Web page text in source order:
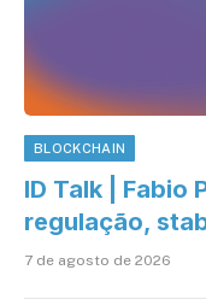
BLOCKCHAIN
ID Talk | Fabio
regulação,
7 de agosto de 2026